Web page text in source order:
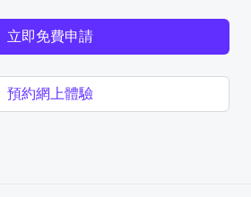
立即免費申請
預約網上體驗